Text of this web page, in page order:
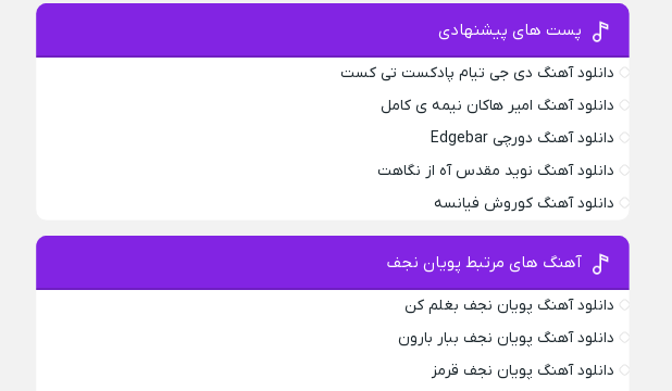
پست های پیشنهادی
دانلود آهنگ دی جی تیام پادکست تی کست
دانلود آهنگ امیر هاکان نیمه ی کامل
دانلود آهنگ دورچی Edgebar
دانلود آهنگ نوید مقدس آه از نگاهت
دانلود آهنگ کوروش فیانسه
آهنگ های مرتبط پویان نجف
دانلود آهنگ پویان نجف بغلم کن
دانلود آهنگ پویان نجف ببار بارون
دانلود آهنگ پویان نجف قرمز